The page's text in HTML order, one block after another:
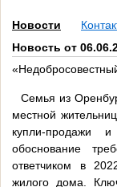
Новости
Новость от
Семья из
местной
купли-продажи
обоснование
ответчиком в
жилого дома.